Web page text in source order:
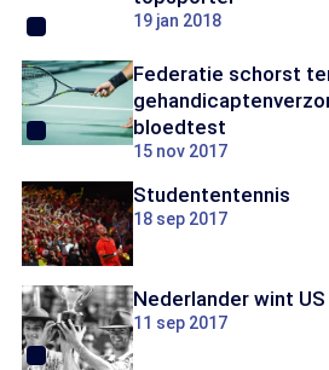
19 jan 2018
Federatie schorst
bloedtest
15 nov 2017
Studententennis
18 sep 2017
Nederlander wint US
11 sep 2017